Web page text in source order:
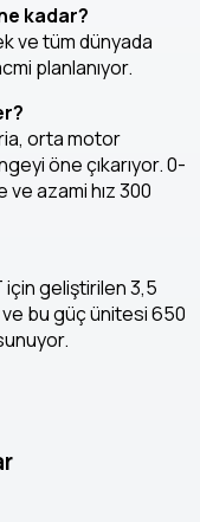
kadar?
ve tüm dünyada
planlanıyor.
orta motor
öne çıkarıyor. 0-
ve azami hız 300
geliştirilen 3,5
bu güç ünitesi 650